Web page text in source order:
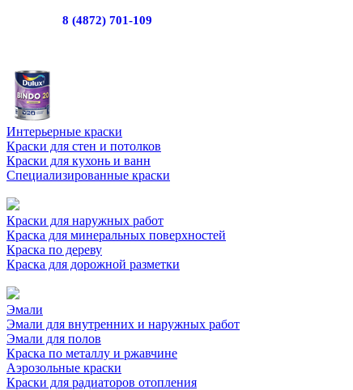
8 (4872) 701-109
Интерьерные краски
Краски для стен и потолков
Краски для кухонь и ванн
Специализированные краски
Краски для наружных работ
Краска для минеральных поверхностей
Краска по дереву
Краска для дорожной разметки
Эмали
Эмали для внутренних и наружных работ
Эмали для полов
Краска по металлу и ржавчине
Аэрозольные краски
Краски для радиаторов отопления